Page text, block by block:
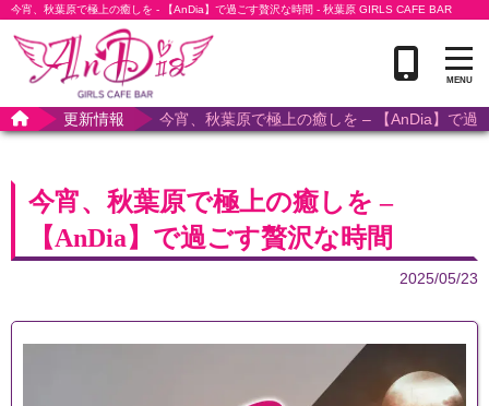
今宵、秋葉原で極上の癒しを - 【AnDia】で過ごす贅沢な時間 - 秋葉原 GIRLS CAFE BAR
更新情報 今宵、秋葉原で極上の癒しを – 【AnDia】で過
今宵、秋葉原で極上の癒しを –
【AnDia】で過ごす贅沢な時間
2025/05/23